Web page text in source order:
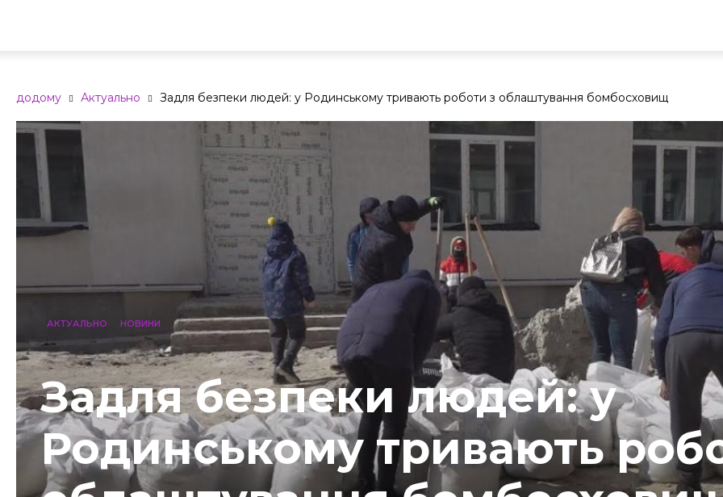
додому Актуально Задля безпеки людей: у Родинському тривають роботи з облаштування бомбосховищ
АКТУАЛЬНО НОВИНИ
Задля безпеки людей: у
Родинському тривають